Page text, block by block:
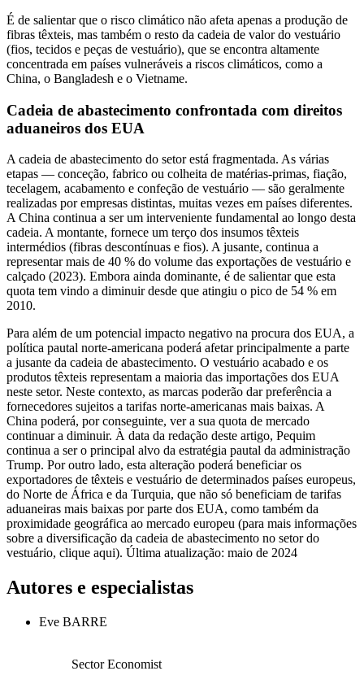
É de salientar que o risco climático não afeta apenas a produção de
fibras têxteis, mas também o resto da cadeia de valor do vestuário
(fios, tecidos e peças de vestuário), que se encontra altamente
concentrada em países vulneráveis a riscos climáticos, como a
China, o Bangladesh e o Vietname.
Cadeia de abastecimento confrontada com direitos
aduaneiros dos EUA
A cadeia de abastecimento do setor está fragmentada. As várias
etapas — conceção, fabrico ou colheita de matérias-primas, fiação,
tecelagem, acabamento e confeção de vestuário — são geralmente
realizadas por empresas distintas, muitas vezes em países diferentes.
A China continua a ser um interveniente fundamental ao longo desta
cadeia. A montante, fornece um terço dos insumos têxteis
intermédios (fibras descontínuas e fios). A jusante, continua a
representar mais de 40 % do volume das exportações de vestuário e
calçado (2023). Embora ainda dominante, é de salientar que esta
quota tem vindo a diminuir desde que atingiu o pico de 54 % em
2010.
Para além de um potencial impacto negativo na procura dos EUA, a
política pautal norte-americana poderá afetar principalmente a parte
a jusante da cadeia de abastecimento. O vestuário acabado e os
produtos têxteis representam a maioria das importações dos EUA
neste setor. Neste contexto, as marcas poderão dar preferência a
fornecedores sujeitos a tarifas norte-americanas mais baixas. A
China poderá, por conseguinte, ver a sua quota de mercado
continuar a diminuir. À data da redação deste artigo, Pequim
continua a ser o principal alvo da estratégia pautal da administração
Trump. Por outro lado, esta alteração poderá beneficiar os
exportadores de têxteis e vestuário de determinados países europeus,
do Norte de África e da Turquia, que não só beneficiam de tarifas
aduaneiras mais baixas por parte dos EUA, como também da
proximidade geográfica ao mercado europeu (para mais informações
sobre a diversificação da cadeia de abastecimento no setor do
vestuário, clique aqui). Última atualização: maio de 2024
Autores e especialistas
Eve BARRE
Sector Economist